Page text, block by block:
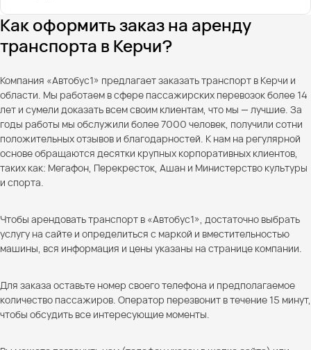
Как оформить заказ на аренду
транспорта в Керчи?
Компания «Автобус1» предлагает заказать транспорт в Керчи и
области. Мы работаем в сфере пассажирских перевозок более 14
лет и сумели доказать всем своим клиентам, что мы — лучшие. За
годы работы мы обслужили более 7000 человек, получили сотни
положительных отзывов и благодарностей. К нам на регулярной
основе обращаются десятки крупных корпоративных клиентов,
таких как: Мегафон, Перекресток, Ашан и Министерство культуры
и спорта.
Чтобы арендовать транспорт в «Автобус1», достаточно выбрать
услугу на сайте и определиться с маркой и вместительностью
машины, вся информация и цены указаны на странице компании.
Для заказа оставьте номер своего телефона и предполагаемое
количество пассажиров. Оператор перезвонит в течение 15 минут,
чтобы обсудить все интересующие моменты.